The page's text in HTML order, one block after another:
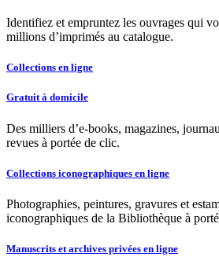
Identifiez et empruntez les ouvrages qui
millions d’imprimés au catalogue.
Collections en ligne
Gratuit à domicile
Des milliers d’e-books, magazines,
revues à portée de clic.
Collections iconographiques en ligne
Photographies, peintures, gravures et
iconographiques de la Bibliothèque à
Manuscrits et archives privées en ligne